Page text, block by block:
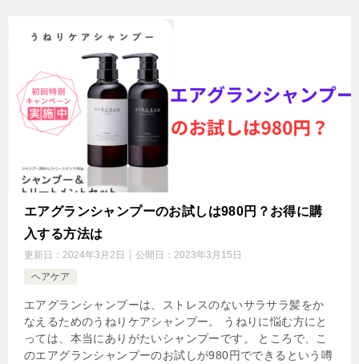
エアグランシャンプーのお試しは980円？お得に購
入する方法は
更新日： 2024年3月2日 公開日： 2023年3月15日
ヘアケア
エアグランシャンプーは、ストレスのないサラサラ髪をか
なえるためのうねりケアシャンプー。 うねりに悩む方にと
っては、本当にありがたいシャンプーです。 ところで、こ
のエアグランシャンプーのお試しが980円でできるという噂